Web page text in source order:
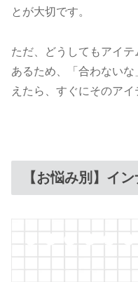
とが大切です。
ただ、どうしてもアイ
あるため、「合わない
えたら、すぐにそのアイ
【お悩み別】イ